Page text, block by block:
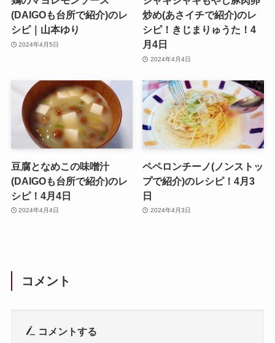
(DAIGOも台所で紹介)のレ
シピ｜山本ゆり
2024年4月5日
炒め(あさイチで紹介)のレ
シピ！きじまりゅうた！4
月4日
2024年4月4日
豆腐となめこの味噌汁
(DAIGOも台所で紹介)のレ
シピ！4月4日
2024年4月4日
ペペロンチーノ(ノンストッ
プで紹介)のレシピ！4月3
日
2024年4月3日
コメント
コメントする